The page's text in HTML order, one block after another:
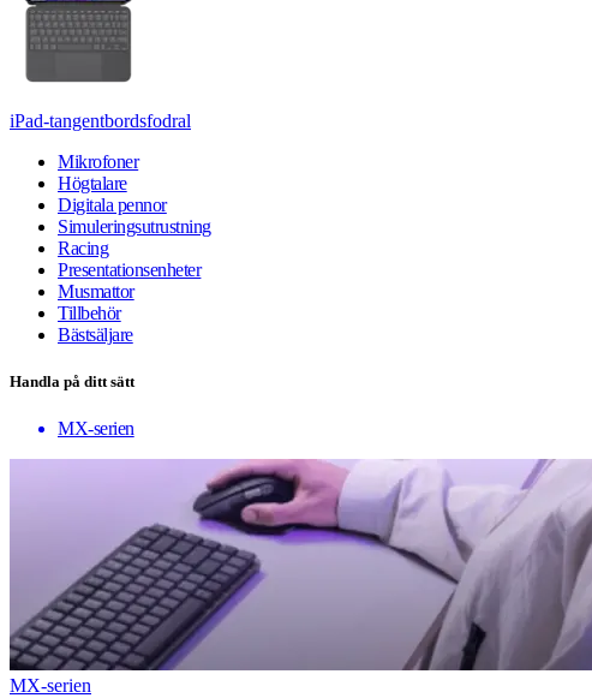
iPad-tangentbordsfodral
Mikrofoner
Högtalare
Digitala pennor
Simuleringsutrustning
Racing
Presentationsenheter
Musmattor
Tillbehör
Bästsäljare
Handla på ditt sätt
MX-serien
MX-serien